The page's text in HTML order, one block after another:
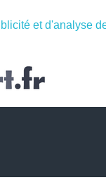
et d'analyse